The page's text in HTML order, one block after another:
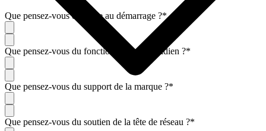
Que pensez-vous de l'aide au démarrage ?*
Que pensez-vous du fonctionnement quotidien ?*
Que pensez-vous du support de la marque ?*
Que pensez-vous du soutien de la tête de réseau ?*